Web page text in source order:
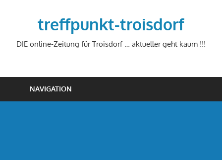
treffpunkt-troisdorf
DIE online-Zeitung für Troisdorf … aktueller geht kaum !!!
NAVIGATION